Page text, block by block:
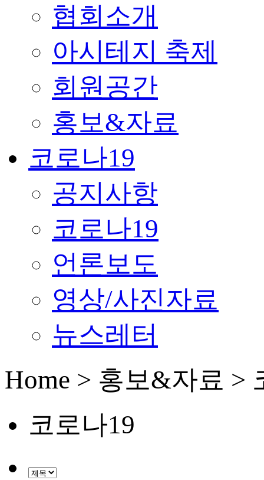
협회소개
아시테지 축제
회원공간
홍보&자료
코로나19
공지사항
코로나19
언론보도
영상/사진자료
뉴스레터
Home > 홍보&자료 >
코로나19